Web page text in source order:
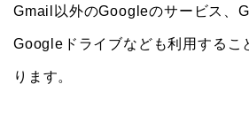
Gmail以外のGoogleのサービス、
Googleドライブなども利用するこ
ります。